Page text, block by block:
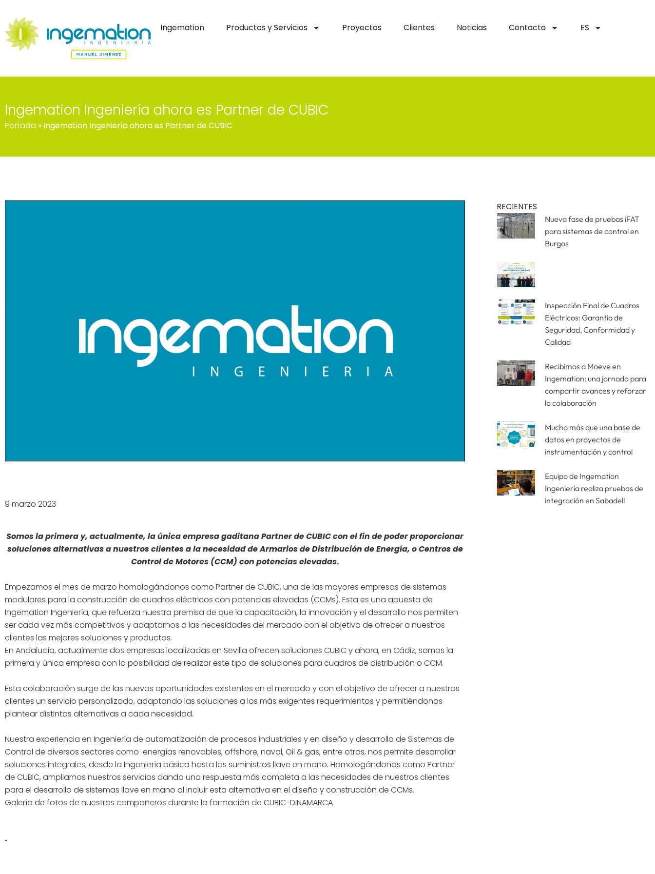
Ingemation Productos y Servicios Proyectos Clientes Noticias Contacto ES
Ingemation Ingeniería ahora es Partner de CUBIC
Portada » Ingemation Ingeniería ahora es Partner de CUBIC
9 marzo 2023
Somos la primera y, actualmente, la única empresa gaditana Partner de CUBIC con el fin de poder proporcionar
soluciones alternativas a nuestros clientes a la necesidad de Armarios de Distribución de Energía, o Centros de
Control de Motores (CCM) con potencias elevadas.
Empezamos el mes de marzo homologándonos como Partner de CUBIC, una de las mayores empresas de sistemas
modulares para la construcción de cuadros eléctricos con potencias elevadas (CCMs). Esta es una apuesta de
Ingemation Ingeniería, que refuerza nuestra premisa de que la capacitación, la innovación y el desarrollo nos permiten
ser cada vez más competitivos y adaptarnos a las necesidades del mercado con el objetivo de ofrecer a nuestros
clientes las mejores soluciones y productos.
En Andalucía, actualmente dos empresas localizadas en Sevilla ofrecen soluciones CUBIC y ahora, en Cádiz, somos la
primera y única empresa con la posibilidad de realizar este tipo de soluciones para cuadros de distribución o CCM.
Esta colaboración surge de las nuevas oportunidades existentes en el mercado y con el objetivo de ofrecer a nuestros
clientes un servicio personalizado, adaptando las soluciones a los más exigentes requerimientos y permitiéndonos
plantear distintas alternativas a cada necesidad.
Nuestra experiencia en Ingeniería de automatización de procesos industriales y en diseño y desarrollo de Sistemas de
Control de diversos sectores como energías renovables, offshore, naval, Oil & gas, entre otros, nos permite desarrollar
soluciones integrales, desde la Ingeniería básica hasta los suministros llave en mano. Homologándonos como Partner
de CUBIC, ampliamos nuestros servicios dando una respuesta más completa a las necesidades de nuestros clientes
para el desarrollo de sistemas llave en mano al incluir esta alternativa en el diseño y construcción de CCMs.
Galería de fotos de nuestros compañeros durante la formación de CUBIC-DINAMARCA
RECIENTES
Nueva fase de pruebas iFAT
para sistemas de control en
Burgos
Inspección Final de Cuadros
Eléctricos: Garantía de
Seguridad, Conformidad y
Calidad
Recibimos a Moeve en
Ingemation: una jornada para
compartir avances y reforzar
la colaboración
Mucho más que una base de
datos en proyectos de
instrumentación y control
Equipo de Ingemation
Ingeniería realiza pruebas de
integración en Sabadell